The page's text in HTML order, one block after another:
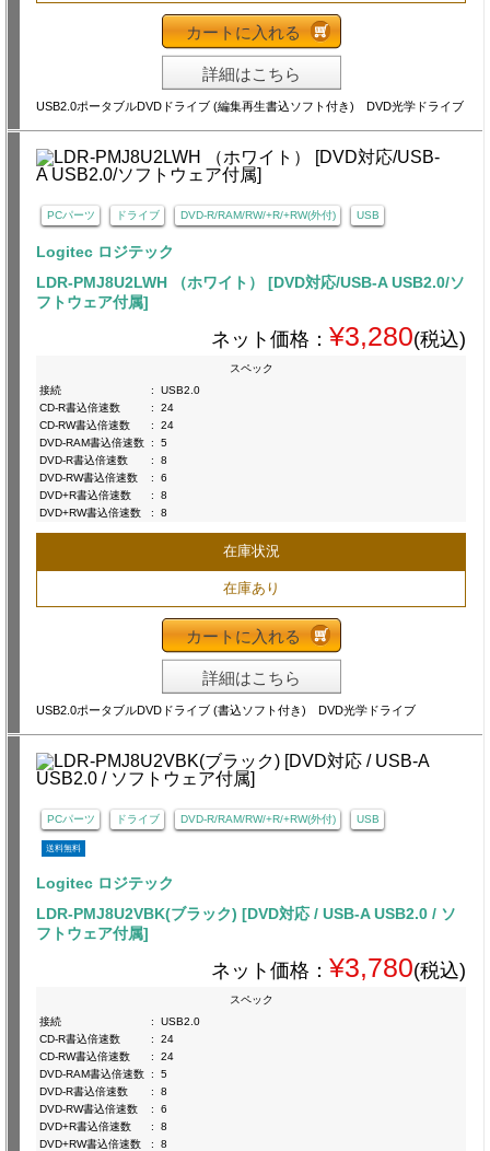
カートに入れる
詳細はこちら
USB2.0ポータブルDVDドライブ (編集再生書込ソフト付き) DVD光学ドライブ
PCパーツ ドライブ DVD-R/RAM/RW/+R/+RW(外付) USB
Logitec ロジテック
LDR-PMJ8U2LWH （ホワイト） [DVD対応/USB-A USB2.0/ソ
フトウェア付属]
ネット価格： ¥3,280(税込)
スペック
接続
:
USB2.0
CD-R書込倍速数
:
24
CD-RW書込倍速数
:
24
DVD-RAM書込倍速数 :
5
DVD-R書込倍速数
:
8
DVD-RW書込倍速数
:
6
DVD+R書込倍速数
:
8
DVD+RW書込倍速数
: 8
在庫状況
在庫あり
カートに入れる
詳細はこちら
USB2.0ポータブルDVDドライブ (書込ソフト付き) DVD光学ドライブ
PCパーツ ドライブ DVD-R/RAM/RW/+R/+RW(外付) USB
送料無料
Logitec ロジテック
LDR-PMJ8U2VBK(ブラック) [DVD対応 / USB-A USB2.0 / ソ
フトウェア付属]
ネット価格： ¥3,780(税込)
スペック
接続
:
USB2.0
CD-R書込倍速数
:
24
CD-RW書込倍速数
:
24
DVD-RAM書込倍速数 :
5
DVD-R書込倍速数
:
8
DVD-RW書込倍速数
:
6
DVD+R書込倍速数
:
8
DVD+RW書込倍速数
: 8